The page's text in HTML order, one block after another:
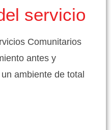
servicio
Comunitarios
antes y
ambiente de total